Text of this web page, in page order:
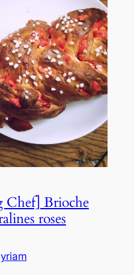
Chef] Brioche
roses